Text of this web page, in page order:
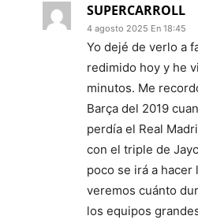
SUPERCARROLL
4 agosto 2025 En 18:45
Yo dejé de verlo a
redimido hoy y he
minutos. Me
Barça del 2019
perdía el Real
con el triple de
poco se irá a hacer
veremos cuánto
los equipos